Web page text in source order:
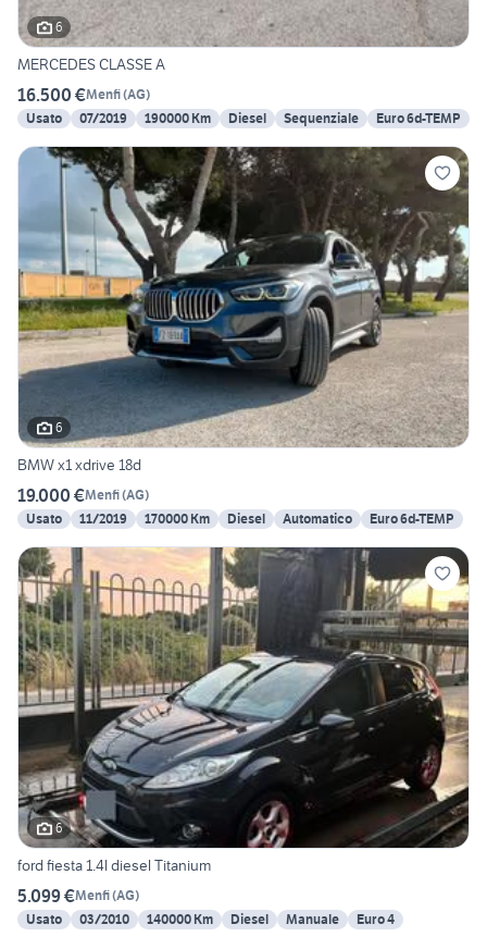
6
MERCEDES CLASSE A
16.500 €Menfi(AG)
Usato
07/2019 190000 Km Diesel Sequenziale Euro 6d-TEMP
6
BMW x1 xdrive 18d
19.000 €Menfi(AG)
Usato
11/2019 170000 Km Diesel Automatico Euro 6d-TEMP
6
ford fiesta 1.4l diesel Titanium
5.099 €Menfi(AG)
Usato
03/2010 140000 Km Diesel Manuale Euro 4